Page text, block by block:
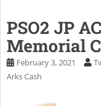
PSO2 JP
Memorial
February 3, 2021
Arks Cash